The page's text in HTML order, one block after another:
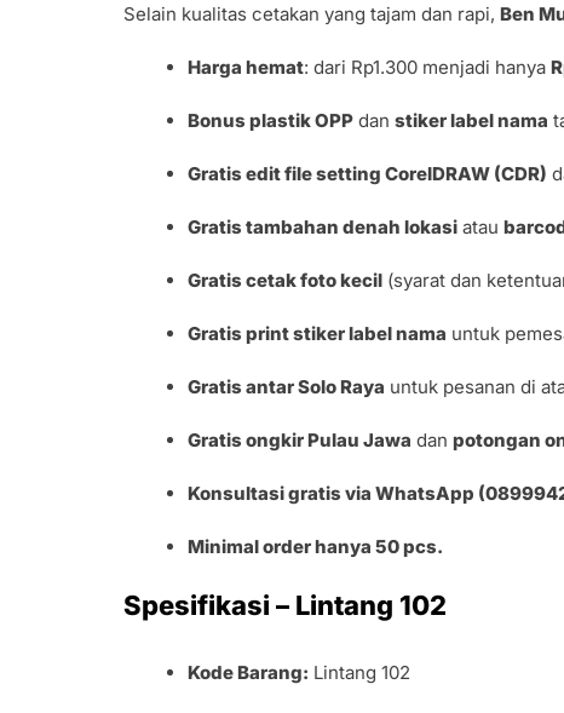
Selain kualitas cetakan yang tajam dan rapi, Ben
Harga hemat: dari Rp1.300 menjadi hanya
Bonus plastik OPP danstiker label nama
Gratis edit file setting CorelDRAW (CDR)
Gratis tambahan denah lokasi atau
Gratis cetak foto kecil (syarat dan
Gratis print stiker label nama untuk
Gratis antar Solo Raya untuk pesanan di
Gratis ongkir Pulau Jawa danpotongan
Konsultasi gratis via WhatsApp
Minimal order hanya 50 pcs.
Spesifikasi – Lintang 102
Kode Barang: Lintang 102